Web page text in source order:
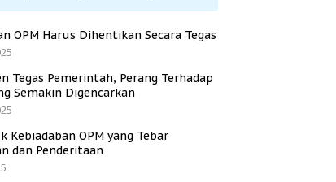
OPM Harus Dihentikan Secara Tegas
Tegas Pemerintah, Perang Terhadap
Semakin Digencarkan
Kebiadaban OPM yang Tebar
dan Penderitaan